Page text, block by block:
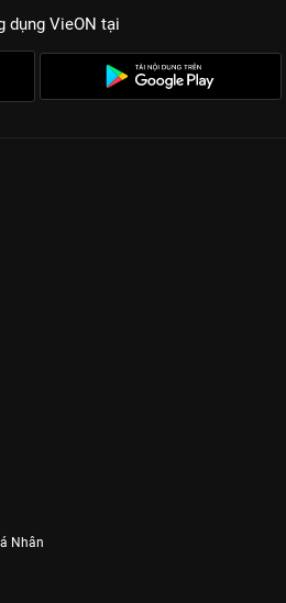
dụng VieON tại
Nhân